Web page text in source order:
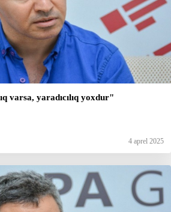
varsa, yaradıcılıq yoxdur"
4 aprel 2025